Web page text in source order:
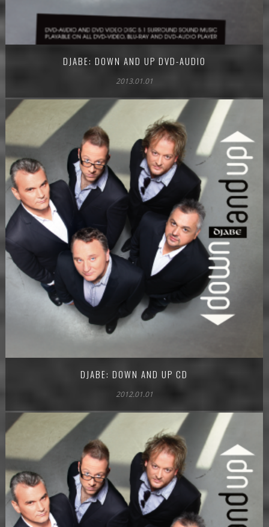
DJABE: DOWN AND UP DVD-AUDIO
2013.01.01
DJABE: DOWN AND UP CD
2012.01.01